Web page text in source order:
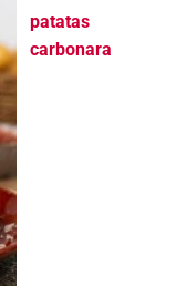
patatas
carbonara